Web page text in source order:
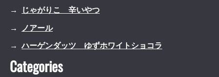
じゃがりこ 辛いやつ
ノアール
ハーゲンダッツ ゆずホワイトショコラ
Categories